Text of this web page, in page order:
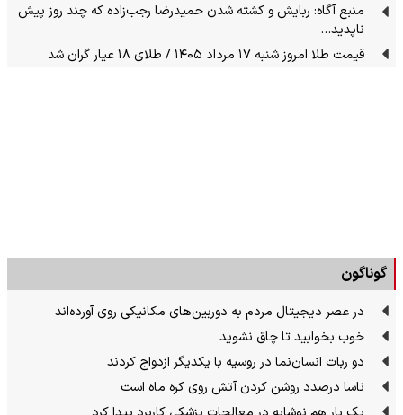
منبع آگاه: ربایش و کشته شدن حمیدرضا رجب‌زاده که چند روز پیش
ناپدید…
قیمت طلا امروز شنبه ۱۷ مرداد ۱۴۰۵ / طلای ۱۸ عیار گران شد
گوناگون
در عصر دیجیتال مردم به دوربین‌های مکانیکی روی آورده‌اند
خوب بخوابید تا چاق نشوید
دو ربات انسان‌نما در روسیه با یکدیگر ازدواج کردند
ناسا درصدد روشن کردن آتش روی کره ماه است